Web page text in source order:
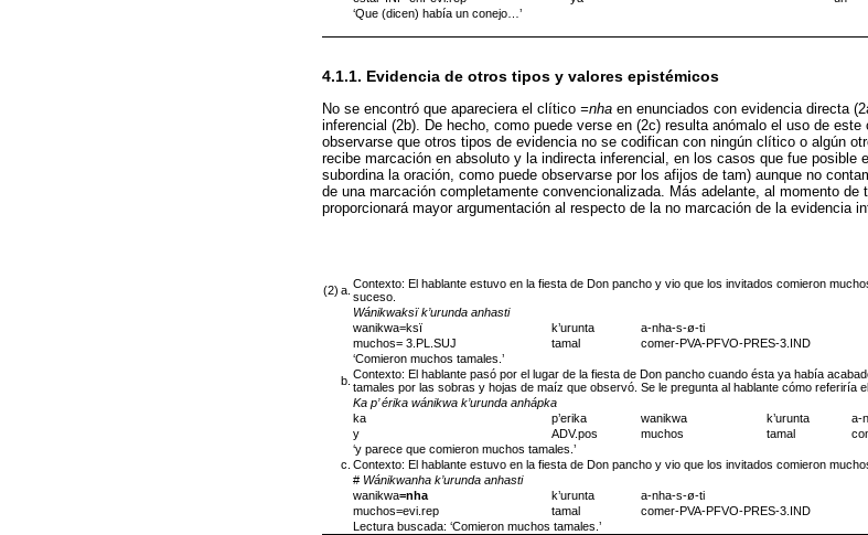
‘Que (dicen) había un conejo…’
4.1.1. Evidencia de otros tipos y valores epistémicos
No se encontró que apareciera el clítico =nha en enunciados con evidencia directa
inferencial (2b). De hecho, como puede verse en (2c) resulta anómalo el uso de
observarse que otros tipos de evidencia no se codifican con ningún clítico o algún
recibe marcación en absoluto y la indirecta inferencial, en los casos que fue posible
subordina la oración, como puede observarse por los afijos de tam) aunque no
de una marcación completamente convencionalizada. Más adelante, al momento de
proporcionará mayor argumentación al respecto de la no marcación de la evidencia
(2) a. Contexto: El hablante estuvo en la fiesta de Don pancho y vio que los invitados comieron
suceso.
Wánikwaksï k’urunda anhasti
wanikwa=ksï
k’urunta
a-nha-s-ø-ti
muchos= 3.PL.SUJ
tamal
comer-PVA-PFVO-PRES-3.IND
‘Comieron muchos tamales.’
b. Contexto: El hablante pasó por el lugar de la fiesta de Don pancho cuando ésta ya había
tamales por las sobras y hojas de maíz que observó. Se le pregunta al hablante cómo referiría
Ka p’ érika wánikwa k’urunda anhápka
ka
p’erika wanikwa k’urunta
a-
y
ADV.pos muchos tamal
‘y parece que comieron muchos tamales.’
c. Contexto: El hablante estuvo en la fiesta de Don pancho y vio que los invitados comieron
# Wánikwanha k’urunda anhasti
wanikwa=nha k’urunta
a-nha-s-ø-ti
muchos=evi.rep
tamal
comer-PVA-PFVO-PRES-3.IND
Lectura buscada: ‘Comieron muchos tamales.’